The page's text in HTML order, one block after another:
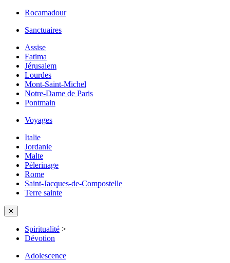
Rocamadour
Sanctuaires
Assise
Fatima
Jérusalem
Lourdes
Mont-Saint-Michel
Notre-Dame de Paris
Pontmain
Voyages
Italie
Jordanie
Malte
Pèlerinage
Rome
Saint-Jacques-de-Compostelle
Terre sainte
✕
Spiritualité >
Dévotion
Adolescence